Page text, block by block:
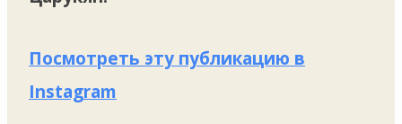
Посмотреть эту публикацию в
Instagram